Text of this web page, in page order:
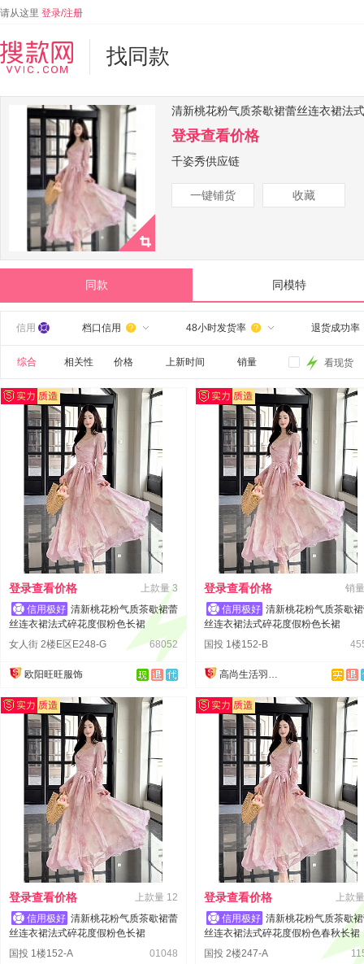
请从这里 登录/注册
找同款
清新桃花粉气质茶歇裙蕾丝连衣裙法
登录查看价格
千姿秀供应链
一键铺货 收藏
同款 同模特
信用 档口信用  48小时发货率  退货成功率
综合 相关性 价格 上新时间 销量 看现货
登录查看价格 上款量3
清新桃花粉气质茶歇裙蕾
丝连衣裙法式碎花度假粉色长裙
女人街 2楼E区E248-G
68052
欧阳旺旺服饰
登录查看价格
销
清新桃花粉气质茶歇
丝连衣裙法式碎花度假粉色长裙
国投 1楼152-B
高尚生活羽绒服
登录查看价格 上款量 12
清新桃花粉气质茶歇裙蕾
丝连衣裙法式碎花度假粉色长裙
国投 1楼152-A
01048
登录查看价格
上款
清新桃花粉气质茶歇
丝连衣裙法式碎花度假粉色春秋长裙
国投 2楼247-A